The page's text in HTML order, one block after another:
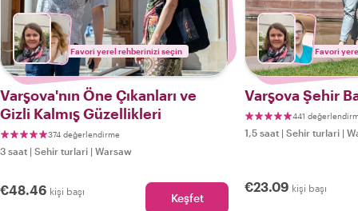
Favori yerel rehberinizi seçin
Varşova'nın Öne Çıkanları ve
Gizli Kalmış Güzellikleri
374 değerlendirme
3 saat | Sehir turlari | Warsaw
€48.46 kişi başı Keşfet
Favori
Varşova Şehir
441
1,5 saat | Sehir turlari |
€23.09 kişi başı